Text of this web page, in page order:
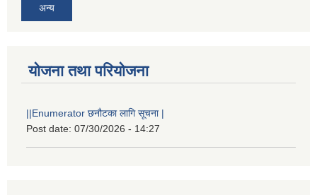
अन्य
योजना तथा परियोजना
||Enumerator छनौटका लागि सूचना |
Post date: 07/30/2026 - 14:27